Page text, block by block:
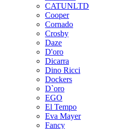
CATUNLTD
Cooper
Cornado
Crosby
Daze
D'oro
Dicarra
Dino Ricci
Dockers
D`oro
EGO
El Tempo
Eva Mayer
Fancy